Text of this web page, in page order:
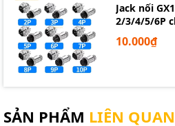
Jack nối
2/3/4/5/6P
10.000₫
SẢN PHẨM LIÊN QUAN